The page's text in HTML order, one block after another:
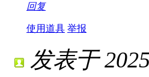
回复
使用道具 举报
发表于